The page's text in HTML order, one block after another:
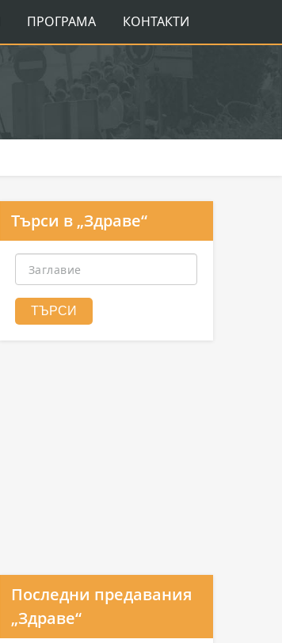
ПРОГРАМА КОНТАКТИ
Търси в „Здраве“
Последни предавания
„Здраве“